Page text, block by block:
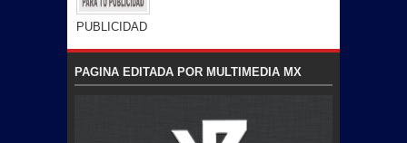
PUBLICIDAD
PAGINA EDITADA POR MULTIMEDIA MX